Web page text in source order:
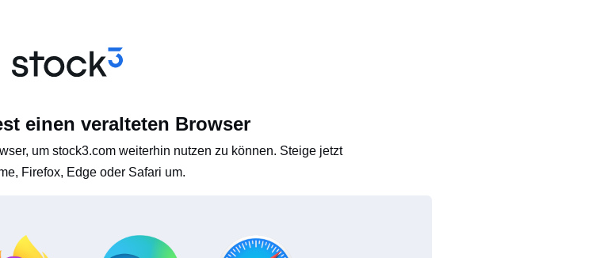
einen veralteten Browser
um stock3.com weiterhin nutzen zu können. Steige jetzt
Firefox, Edge oder Safari um.